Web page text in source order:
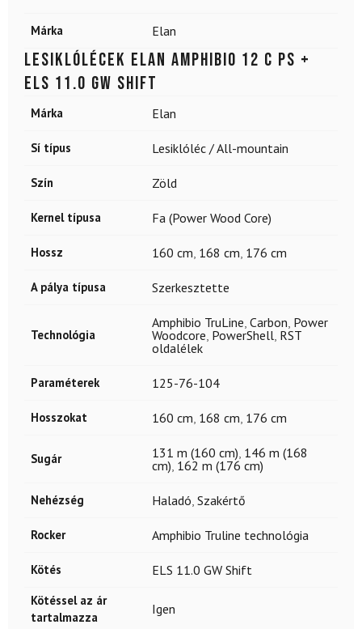
Márka Elan
Lesiklólécek ELAN Amphibio 12 C PS +
ELS 11.0 GW Shift
Márka Elan
Sí típus Lesiklóléc / All-mountain
Szín Zöld
Kernel típusa Fa (Power Wood Core)
Hossz 160 cm 168 cm 176 cm
A pálya típusa Szerkesztette
Technológia
Amphibio TruLine Carbon Power
Woodcore PowerShell RST
oldalélek
Paraméterek 125-76-104
Hosszokat 160 cm 168 cm 176 cm
Sugár 131 m (160 cm) 146 m (168
cm) 162 m (176 cm)
Nehézség Haladó Szakértő
Rocker Amphibio Truline technológia
Kötés ELS 11.0 GW Shift
Kötéssel az ár
tartalmazza
Igen